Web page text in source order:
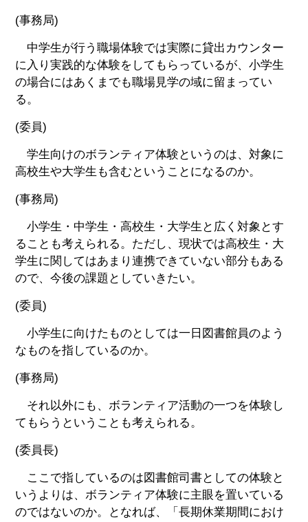
(事務局)
中学生が行う職場体験では実際に貸出カウンター
に入り実践的な体験をしてもらっているが、小学生
の場合にはあくまでも職場見学の域に留まってい
る。
(委員)
学生向けのボランティア体験というのは、対象に
高校生や大学生も含むということになるのか。
(事務局)
小学生・中学生・高校生・大学生と広く対象とす
ることも考えられる。ただし、現状では高校生・大
学生に関してはあまり連携できていない部分もある
ので、今後の課題としていきたい。
(委員)
小学生に向けたものとしては一日図書館員のよう
なものを指しているのか。
(事務局)
それ以外にも、ボランティア活動の一つを体験し
てもらうということも考えられる。
(委員長)
ここで指しているのは図書館司書としての体験と
いうよりは、ボランティア体験に主眼を置いている
のではないのか。となれば、「長期休業期間におけ